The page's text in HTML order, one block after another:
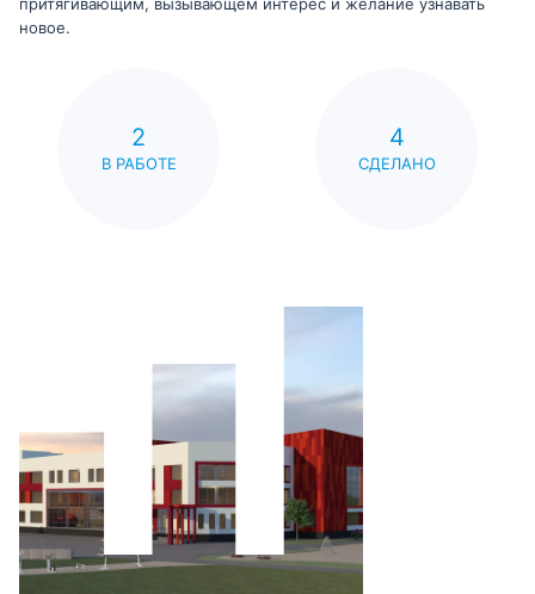
притягивающим, вызывающем интерес и желание узнавать
новое.
2
В РАБОТЕ
4
СДЕЛАНО